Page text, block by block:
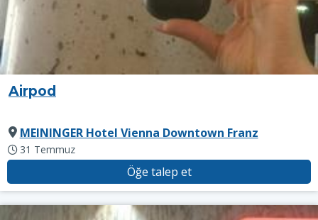
Airpod
MEININGER Hotel Vienna Downtown Franz
31 Temmuz
Öğe talep et